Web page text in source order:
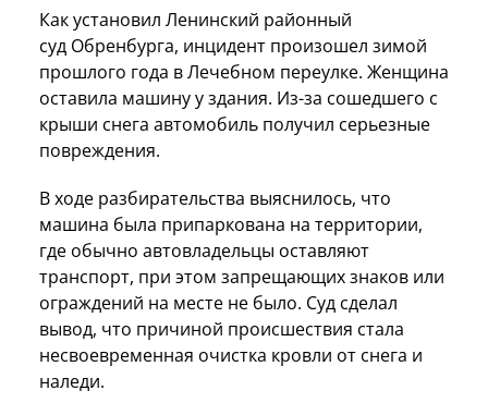
Как установил Ленинский районный
суд Обренбурга, инцидент произошел зимой
прошлого года в Лечебном переулке. Женщина
оставила машину у здания. Из-за сошедшего с
крыши снега автомобиль получил серьезные
повреждения.
В ходе разбирательства выяснилось, что
машина была припаркована на территории,
где обычно автовладельцы оставляют
транспорт, при этом запрещающих знаков или
ограждений на месте не было. Суд сделал
вывод, что причиной происшествия стала
несвоевременная очистка кровли от снега и
наледи.